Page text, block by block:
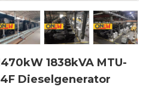
1838kVA MTU-
Dieselgenerator